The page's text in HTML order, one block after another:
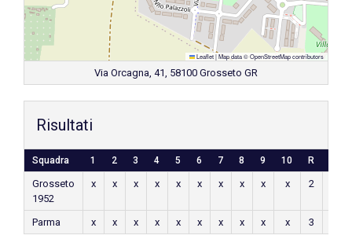
Leaflet|Map data ©OpenStreetMapcontributors
Via Orcagna, 41, 58100 Grosseto GR
Risultati
Squadra 1 2 3 4 5 6 7 8 9 10 R
Grosseto
1952
x x x x x x x x x x 2
Parma x x x x x x x x x x 3